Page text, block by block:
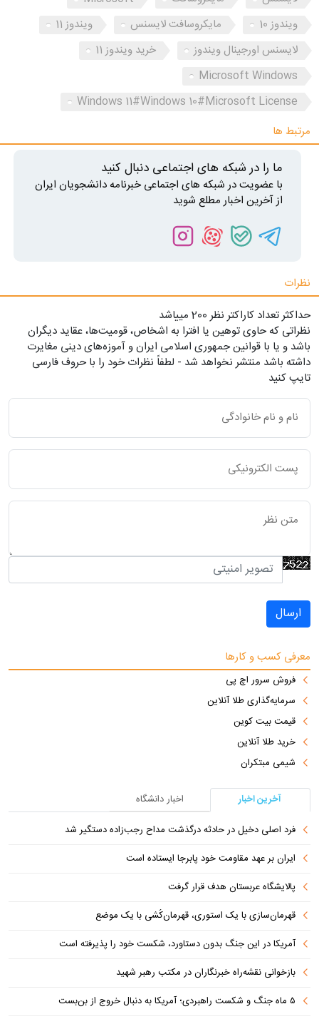
ویندوز 10
مایکروسافت لایسنس
ویندوز 11
لایسنس اورجینال ویندوز
خرید ویندوز 11
Microsoft Windows
Windows 11#Windows 10#Microsoft License
مرتبط ها
ما را در شبکه های اجتماعی دنبال کنید
با عضویت در شبکه های اجتماعی خبرنامه دانشجویان ایران
از آخرین اخبار مطلع شوید
نظرات
حداکثر تعداد کاراکتر نظر 200 ميياشد
نظراتی که حاوی توهین یا افترا به اشخاص، قومیت‌ها، عقاید دیگران
باشد و یا با قوانین جمهوری اسلامی ایران و آموزه‌های دینی مغایرت
داشته باشد منتشر نخواهد شد - لطفاً نظرات خود را با حروف فارسی
تایپ کنید
ارسال
معرفی کسب و کارها
فروش سرور اچ پی
سرمایه‌گذاری طلا آنلاین
قیمت بیت کوین
خرید طلا آنلاین
شیمی مبتکران
آخرین اخبار
اخبار دانشگاه
فرد اصلی دخیل در حادثه درگذشت مداح رجب‌زاده دستگیر شد
ایران بر عهد مقاومت خود پابرجا ایستاده است
پالایشگاه عربستان هدف قرار گرفت
قهرمان‌سازی با یک استوری، قهرمان‌کُشی با یک موضع
آمریکا در این جنگ بدون دستاورد، شکست خود را پذیرفته است
بازخوانی نقشه‌راه خبرنگاران در مکتب رهبر شهید
۵ ماه جنگ و شکست راهبردی؛ آمریکا به دنبال خروج از بن‌بست